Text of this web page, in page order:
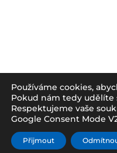
Používáme cookies,
Pokud nám tedy udělíte
Respektujeme vaše
Google Consent Mode
Přijmout